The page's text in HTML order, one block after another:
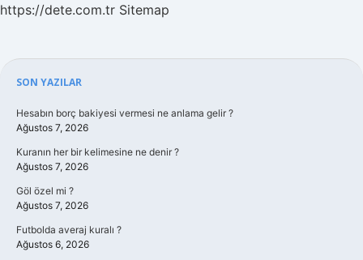
https://dete.com.tr Sitemap
Sidebar
SON YAZILAR
Hesabın borç bakiyesi vermesi ne anlama gelir ?
Ağustos 7, 2026
Kuranın her bir kelimesine ne denir ?
Ağustos 7, 2026
Göl özel mi ?
Ağustos 7, 2026
Futbolda averaj kuralı ?
Ağustos 6, 2026